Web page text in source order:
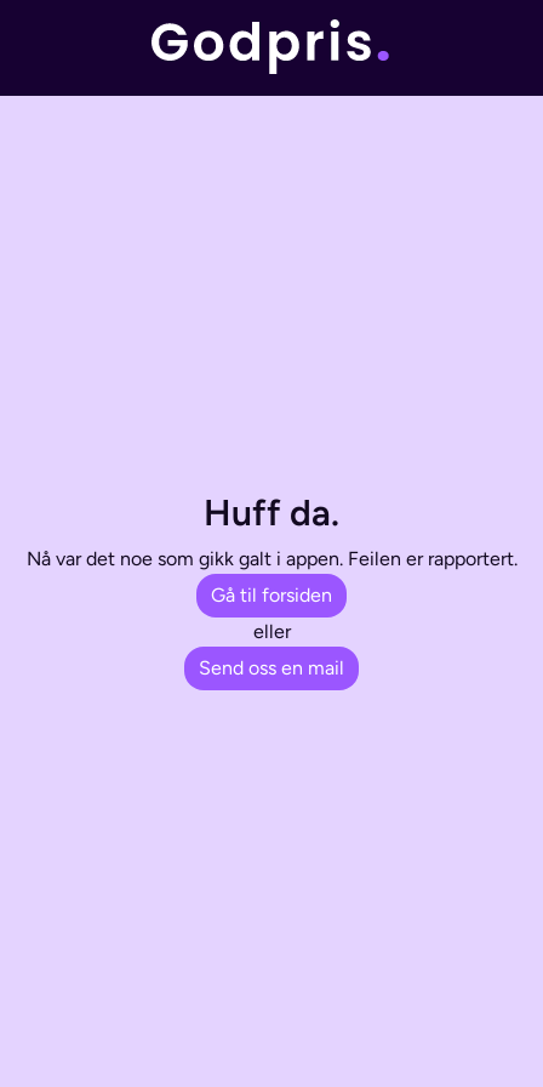
Huff da.
Nå var det noe som gikk galt i appen. Feilen er rapportert.
Gå til forsiden
eller
Send oss en mail